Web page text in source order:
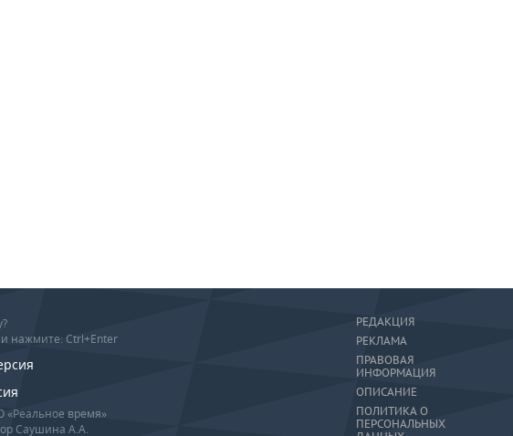
нажмите: Ctrl+Enter
«Реальное время»
Саушина А.А.
РЕДАКЦИЯ
РЕКЛАМА
ПРАВОВАЯ
ИНФОРМАЦИЯ
ОПИСАНИЕ
ПОЛИТИКА О
ПЕРСОНАЛЬНЫХ